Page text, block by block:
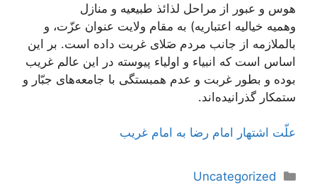
هوس و عبور از مراحل لذائذ طبیعیه و منازل
وهمیه خیالیه اعتباریه) به مقام ولایت عنوان عزّت، و
بالملازمه از جانب مردم صَلای غربت داده است. بر این
اساس است که انبیاء و اولیاء پیوسته در این عالم غریب
بوده و بطور غربت و عدم همبستگی با جامعه‌های جبّار و
ستمکار گذرانیده‌اند.
علّت اشتهار امام رضا به امام غريب
دسته‌ها
Uncategorized